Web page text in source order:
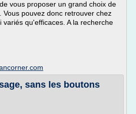
vous proposer un grand choix de
Vous pouvez donc retrouver chez
variés qu'efficaces. A la recherche
sans les boutons